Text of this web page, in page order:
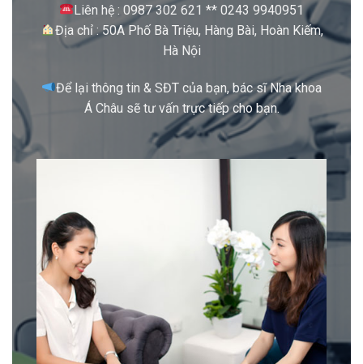
Liên hệ : 0987 302 621 ** 0243 9940951
Địa chỉ : 50A Phố Bà Triệu, Hàng Bài, Hoàn Kiếm,
Hà Nội
Để lại thông tin & SĐT của bạn, bác sĩ Nha khoa
Á Châu sẽ tư vấn trực tiếp cho bạn.